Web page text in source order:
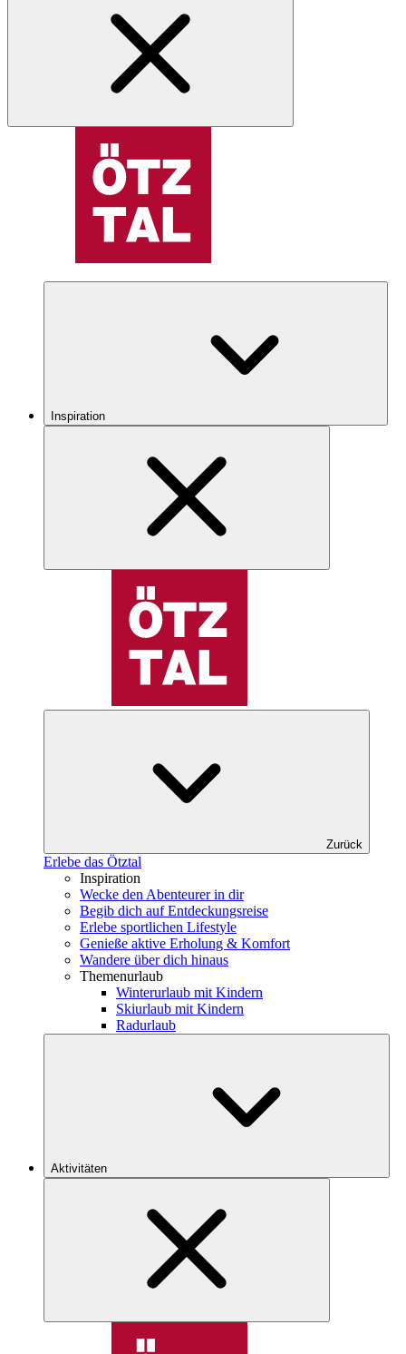
Inspiration
Zurück
Erlebe das Ötztal
Inspiration
Wecke den Abenteurer in dir
Begib dich auf Entdeckungsreise
Erlebe sportlichen Lifestyle
Genieße aktive Erholung & Komfort
Wandere über dich hinaus
Themenurlaub
Winterurlaub mit Kindern
Skiurlaub mit Kindern
Radurlaub
Aktivitäten